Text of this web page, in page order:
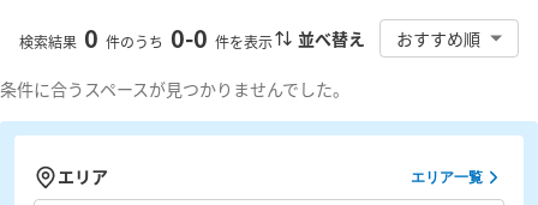
検索結果 0 件のうち 0-0 件を表示 並べ替え おすすめ順
条件に合うスペースが見つかりませんでした。
エリア エリア一覧